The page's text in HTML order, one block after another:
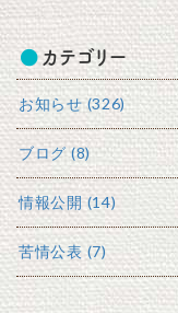
カテゴリー
お知らせ (326)
ブログ (8)
情報公開 (14)
苦情公表 (7)